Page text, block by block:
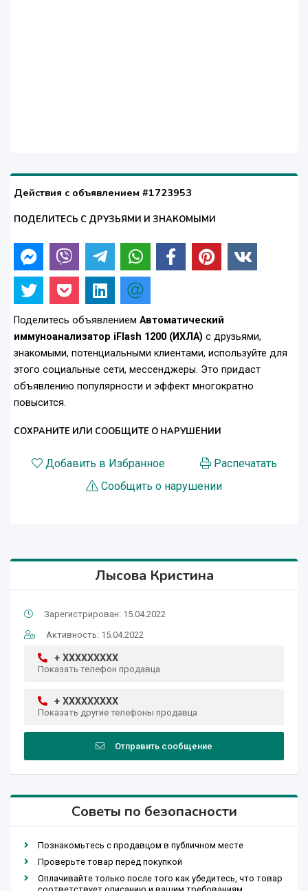
Действия с объявлением #1723953
ПОДЕЛИТЕСЬ С ДРУЗЬЯМИ И ЗНАКОМЫМИ
Поделитесь объявлением Автоматический
иммуноанализатор iFlash 1200 (ИХЛА) с друзьями,
знакомыми, потенциальными клиентами, используйте для
этого социальные сети, мессенджеры. Это придаст
объявлению популярности и эффект многократно
повысится.
СОХРАНИТЕ ИЛИ СООБЩИТЕ О НАРУШЕНИИ
Добавить в Избранное
Распечатать
Сообщить о нарушении
Лысова Кристина
Зарегистрирован: 15.04.2022
Активность: 15.04.2022
+ XXXXXXXXX
Показать телефон продавца
+ XXXXXXXXX
Показать другие телефоны продавца
Отправить сообщение
Советы по безопасности
Познакомьтесь с продавцом в публичном месте
Проверьте товар перед покупкой
Оплачивайте только после того как убедитесь, что товар